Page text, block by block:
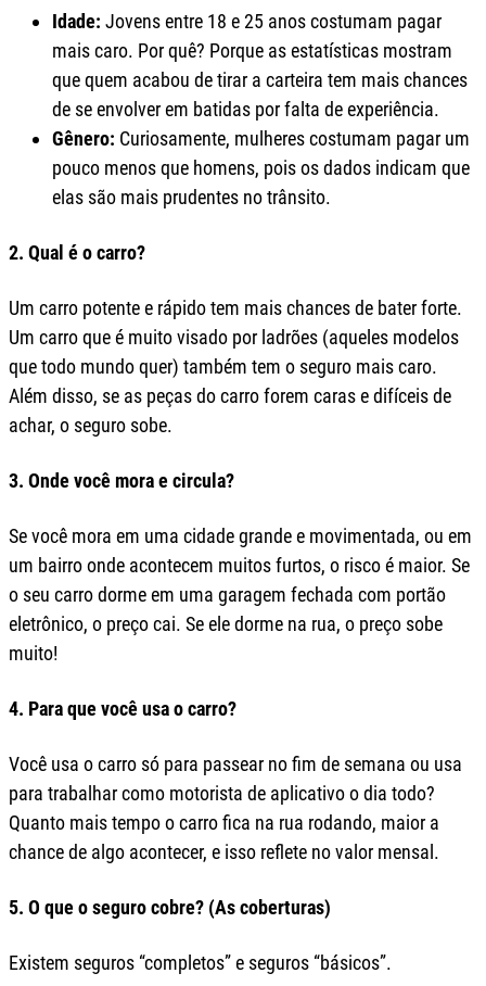
Idade: Jovens entre 18 e 25 anos costumam pagar
mais caro. Por quê? Porque as estatísticas mostram
que quem acabou de tirar a carteira tem mais chances
de se envolver em batidas por falta de experiência.
Gênero: Curiosamente, mulheres costumam pagar um
pouco menos que homens, pois os dados indicam que
elas são mais prudentes no trânsito.
2. Qual é o carro?
Um carro potente e rápido tem mais chances de bater forte.
Um carro que é muito visado por ladrões (aqueles modelos
que todo mundo quer) também tem o seguro mais caro.
Além disso, se as peças do carro forem caras e difíceis de
achar, o seguro sobe.
3. Onde você mora e circula?
Se você mora em uma cidade grande e movimentada, ou em
um bairro onde acontecem muitos furtos, o risco é maior. Se
o seu carro dorme em uma garagem fechada com portão
eletrônico, o preço cai. Se ele dorme na rua, o preço sobe
muito!
4. Para que você usa o carro?
Você usa o carro só para passear no fim de semana ou usa
para trabalhar como motorista de aplicativo o dia todo?
Quanto mais tempo o carro fica na rua rodando, maior a
chance de algo acontecer, e isso reflete no valor mensal.
5. O que o seguro cobre? (As coberturas)
Existem seguros “completos” e seguros “básicos”.